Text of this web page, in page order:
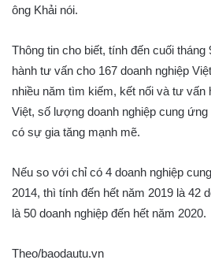
ông Khải nói.
Thông tin cho biết, tính đến cuối tháng
hành tư vấn cho 167 doanh nghiệp
nhiều năm tìm kiếm, kết nối và tư vấn
Việt, số lượng doanh nghiệp cung
có sự gia tăng mạnh mẽ.
Nếu so với chỉ có 4 doanh nghiệp
2014, thì tính đến hết năm 2019 là 42
là 50 doanh nghiệp đến hết năm 2020.
Theo/baodautu.vn